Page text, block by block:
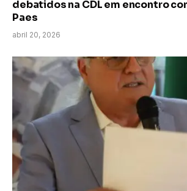
debatidos na CDL em encontro
Paes
abril 20, 2026